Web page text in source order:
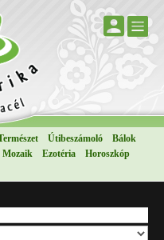
Útibeszámoló
Bálok
Mozaik Ezotéria
Horoszkóp